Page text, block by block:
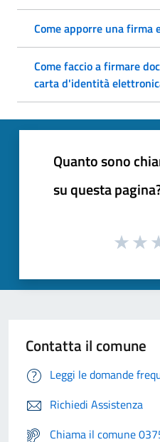
Come apporre una firma
Come faccio a firmare
carta d'identità
Quanto sono
su questa
Contatta il comune
Leggi le domande
Richiedi Assistenza
Chiama il comune